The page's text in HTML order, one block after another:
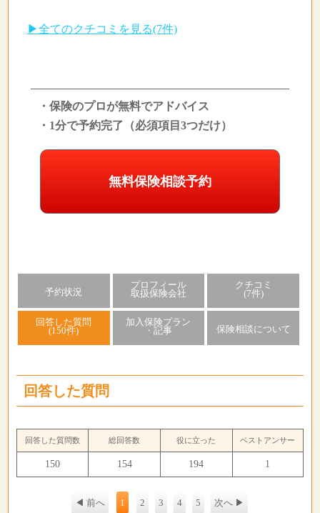
▶全てのクチコミを見る(7件)
・保険のプロが無料でアドバイス
・1分で予約完了（必須項目3つだけ）
無料保険相談予約
予約状況
プロフィール
取扱保険会社
クチコミ
(7件)
回答した質問
(150件)
加入保険プラン
・記事
保険相談について
回答した質問
回答した質問数 総回答数 役に立った ベストアンサー
150 154 194 1
◀ 前へ 1 2 3 4 5 次へ ▶